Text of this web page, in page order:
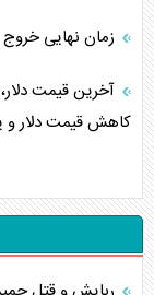
زمان نهایی خروج
کاهش قیمت دلار و